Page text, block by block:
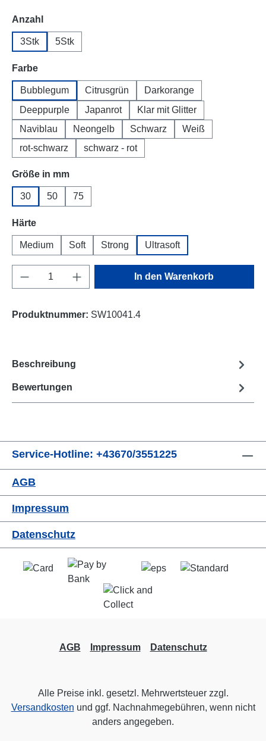
Anzahl auswählen
3Stk 5Stk
Farbeauswählen
Bubblegum Citrusgrün
Darkorange
Deeppurple
Japanrot
Klar mit Glitter
Naviblau
Neongelb Schwarz
Weiß
rot-schwarz
schwarz - rot
Größe in mmauswählen
30 50 75
Härteauswählen
Medium Soft Strong Ultrasoft
Produkt Anzahl: Gib den gewünschten
In den Warenkorb
Produktnummer: SW10041.4
Beschreibung
Bewertungen
Service-Hotline: +43670/3551225
AGB
Impressum
Datenschutz
AGB Impressum Datenschutz
Alle Preise inkl. gesetzl. Mehrwertsteuer zzgl.
Versandkosten und ggf. Nachnahmegebühren, wenn nicht
anders angegeben.